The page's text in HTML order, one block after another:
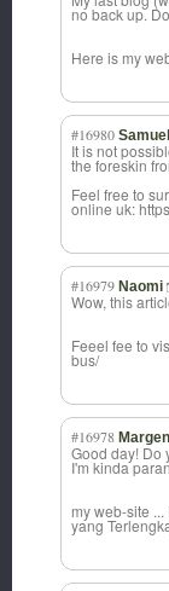
no back up.
Here is my
#16980 Samuel
It is not
the foreskin
Feel free to
online uk:
#16979 Naomi
Wow, this
Feeel fee to
bus/
#16978
Good day! Do
I'm kinda
my web-site
yang